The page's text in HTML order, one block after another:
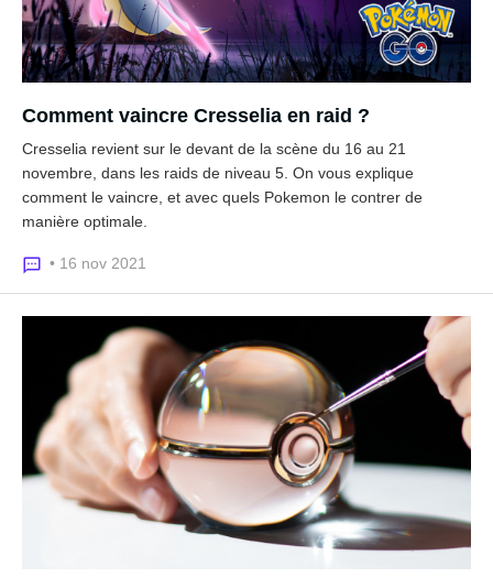
Comment vaincre Cresselia en raid ?
Cresselia revient sur le devant de la scène du 16 au 21
novembre, dans les raids de niveau 5. On vous explique
comment le vaincre, et avec quels Pokemon le contrer de
manière optimale.
• 16 nov 2021